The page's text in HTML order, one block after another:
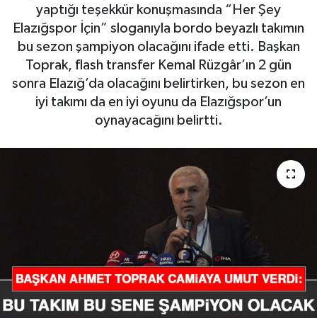
yaptığı teşekkür konuşmasında “Her Şey
Elazığspor İçin” sloganıyla bordo beyazlı takımın
bu sezon şampiyon olacağını ifade etti. Başkan
Toprak, flash transfer Kemal Rüzgâr’ın 2 gün
sonra Elazığ’da olacağını belirtirken, bu sezon en
iyi takımı da en iyi oyunu da Elazığspor’un
oynayacağını belirtti.
GENEL
GÜNDEM
HABERDE İNSAN
KÜLTÜR-SANAT
POLİTİKA
SAĞLIK